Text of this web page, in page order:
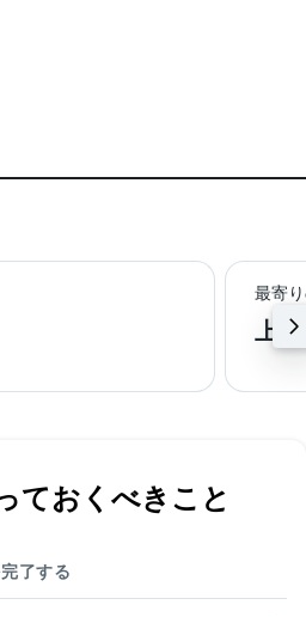
最寄
上
ておくべきこと
了する